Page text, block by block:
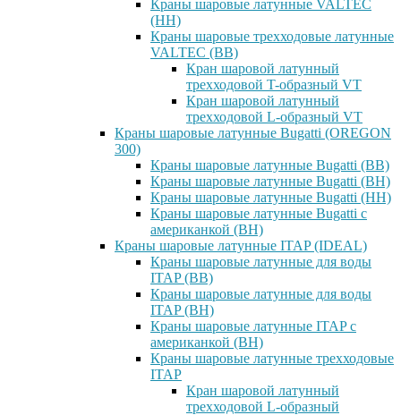
Краны шаровые латунные VALTEC
(НН)
Краны шаровые трехходовые латунные
VALTEC (ВВ)
Кран шаровой латунный
трехходовой T-образный VT
Кран шаровой латунный
трехходовой L-образный VT
Краны шаровые латунные Bugatti (OREGON
300)
Краны шаровые латунные Bugatti (ВВ)
Краны шаровые латунные Bugatti (ВН)
Краны шаровые латунные Bugatti (НН)
Краны шаровые латунные Bugatti с
американкой (ВН)
Краны шаровые латунные ITAP (IDEAL)
Краны шаровые латунные для воды
ITAP (ВВ)
Краны шаровые латунные для воды
ITAP (ВН)
Краны шаровые латунные ITAP с
американкой (ВН)
Краны шаровые латунные трехходовые
ITAP
Кран шаровой латунный
трехходовой L-образный